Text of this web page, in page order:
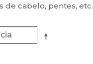
de cabelo, pentes, etc.